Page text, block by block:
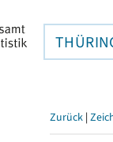
Zurück |